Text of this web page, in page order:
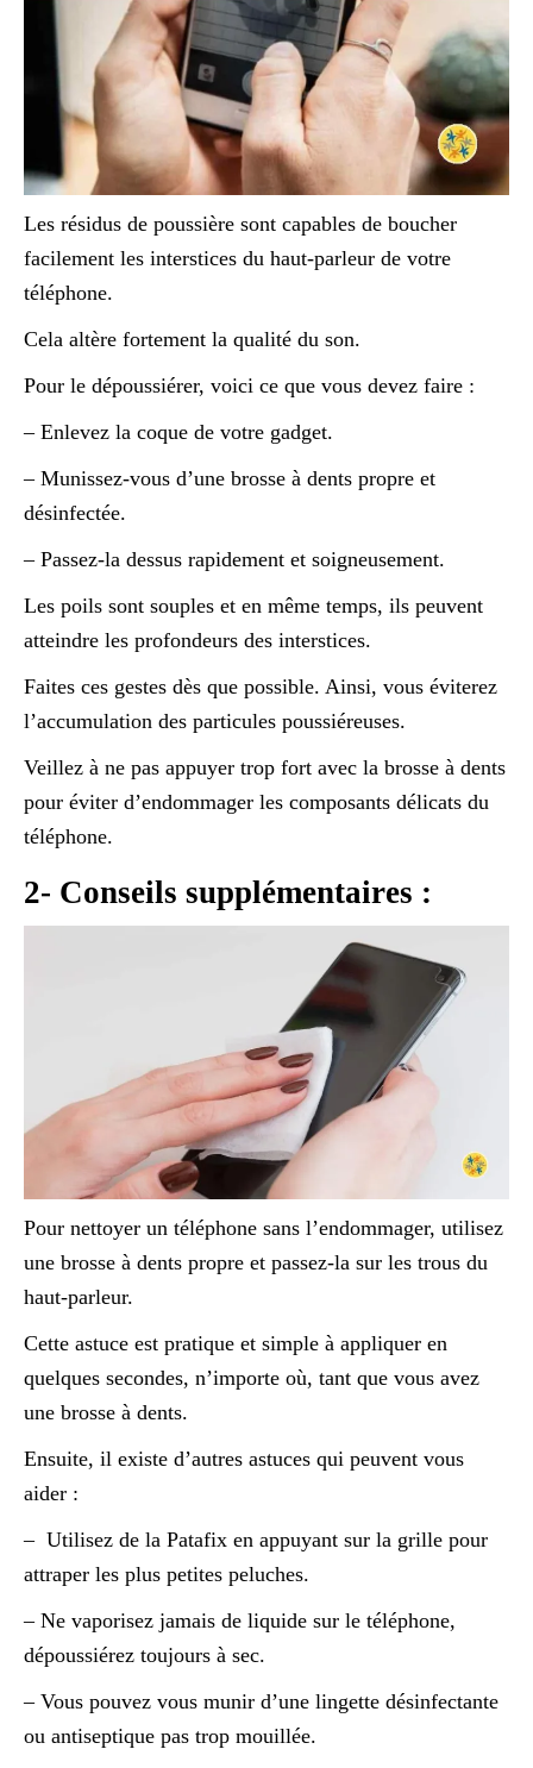
Les résidus de poussière sont capables de boucher
facilement les interstices du haut-parleur de votre
téléphone.
Cela altère fortement la qualité du son.
Pour le dépoussiérer, voici ce que vous devez faire :
– Enlevez la coque de votre gadget.
– Munissez-vous d’une brosse à dents propre et
désinfectée.
– Passez-la dessus rapidement et soigneusement.
Les poils sont souples et en même temps, ils peuvent
atteindre les profondeurs des interstices.
Faites ces gestes dès que possible. Ainsi, vous éviterez
l’accumulation des particules poussiéreuses.
Veillez à ne pas appuyer trop fort avec la brosse à dents
pour éviter d’endommager les composants délicats du
téléphone.
2- Conseils supplémentaires :
Pour nettoyer un téléphone sans l’endommager, utilisez
une brosse à dents propre et passez-la sur les trous du
haut-parleur.
Cette astuce est pratique et simple à appliquer en
quelques secondes, n’importe où, tant que vous avez
une brosse à dents.
Ensuite, il existe d’autres astuces qui peuvent vous
aider :
– Utilisez de la Patafix en appuyant sur la grille pour
attraper les plus petites peluches.
– Ne vaporisez jamais de liquide sur le téléphone,
dépoussiérez toujours à sec.
– Vous pouvez vous munir d’une lingette désinfectante
ou antiseptique pas trop mouillée.